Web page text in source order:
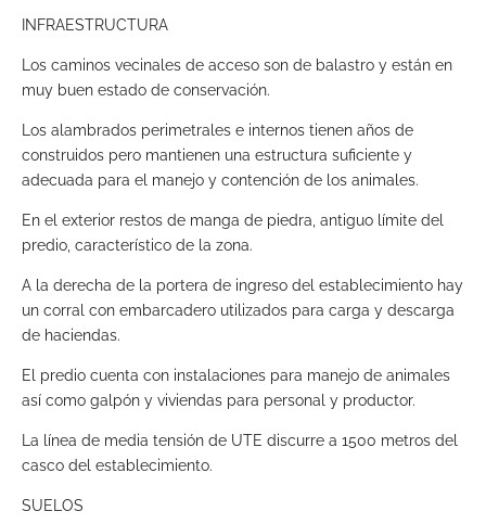
INFRAESTRUCTURA
Los caminos vecinales de acceso son de balastro y están en
muy buen estado de conservación.
Los alambrados perimetrales e internos tienen años de
construidos pero mantienen una estructura suficiente y
adecuada para el manejo y contención de los animales.
En el exterior restos de manga de piedra, antiguo límite del
predio, característico de la zona.
A la derecha de la portera de ingreso del establecimiento hay
un corral con embarcadero utilizados para carga y descarga
de haciendas.
El predio cuenta con instalaciones para manejo de animales
así como galpón y viviendas para personal y productor.
La línea de media tensión de UTE discurre a 1500 metros del
casco del establecimiento.
SUELOS